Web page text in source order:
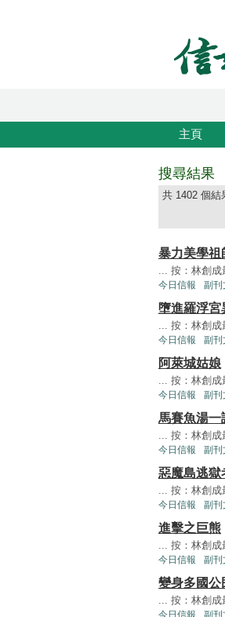
主頁
搜尋結果
共 1402 個結
暴力美學祖
... 按：林創成
今日信報 副刊
墮進羅浮宮
... 按：林創成
今日信報 副刊
阿萊城姑娘
... 按：林創成
今日信報 副刊
馬賽魚湯一
... 按：林創成
今日信報 副刊
惡魔島逃獄
... 按：林創成
今日信報 副刊
進擊之巨熊
... 按：林創成
今日信報 副刊
變身多國公
... 按：林創成
今日信報 副刊